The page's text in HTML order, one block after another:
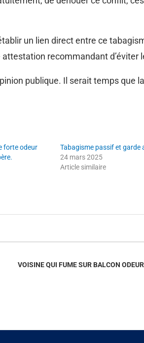
un lien direct entre ce
recommandant d’éviter
publique. Il serait temps que
forte odeur
Tabagisme passif et garde
24 mars 2025
Article similaire
VOISINE QUI FUME SUR BALCON